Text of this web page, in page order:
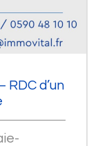
d’un